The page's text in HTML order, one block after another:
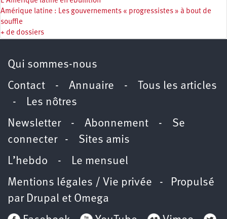
Amérique latine : Les gouvernements « progressistes » à bout de
souffle
+ de dossiers
Qui sommes-nous
Contact - Annuaire -
Tous les articles
- Les nôtres
Newsletter- Abonnement - Se
connecter- Sites amis
L’hebdo - Le mensuel
Mentions légales / Vie privée - Propulsé
par Drupal et Omega